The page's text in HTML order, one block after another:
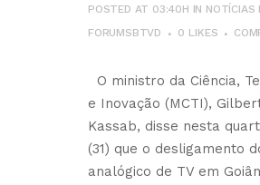
POSTED AT 03:40H IN NOTÍCIAS
FORUMSBTVD
0 LIKES
O ministro da Ciência,
e Inovação (MCTI),
Kassab, disse nesta
(31) que o desligamento
analógico de TV em